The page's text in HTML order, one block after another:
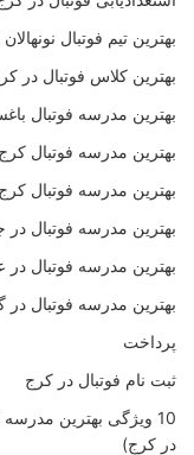
بهترین تیم فوتبال
بهترین کلاس فوتبال در
بهترین مدرسه فوتبال
بهترین مدرسه فوتبال کرج
بهترین مدرسه فوتبال کرج
بهترین مدرسه فوتبال در
بهترین مدرسه فوتبال در
بهترین مدرسه فوتبال
پرداخت
ثبت نام فوتبال در کرج
10 ویژگی بهترین
در کرج)